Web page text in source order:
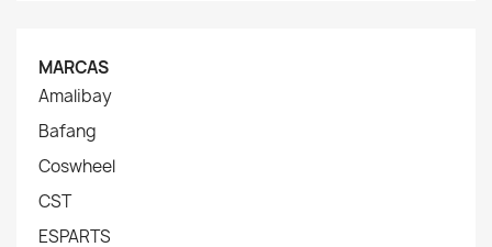
MARCAS
Amalibay
Bafang
Coswheel
CST
ESPARTS